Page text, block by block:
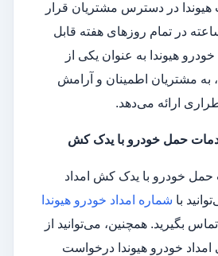
در دسترس مشتریان قرار
و به صورت ۲۴ ساعته در تمام روزهای هفته قابل
هیوندا به عنوان یکی از
مشتریان اطمینان و آرامش
ارائه می‌دهد.
حمل خودرو با یدک کش
حمل خودرو با یدک کش امداد
با شماره امداد خودرو هیوندا
بگیرید. همچنین، می‌توانید از
خودرو هیوندا درخواست